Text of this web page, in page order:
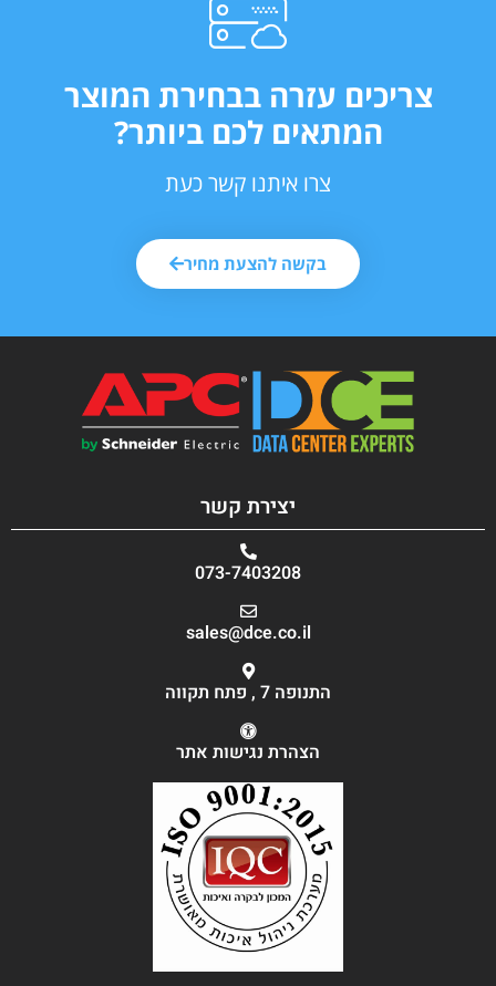
צריכים עזרה בבחירת המוצר
המתאים לכם ביותר?
צרו איתנו קשר כעת
בקשה להצעת מחיר
יצירת קשר
073-7403208
sales@dce.co.il
התנופה 7 , פתח תקווה
הצהרת נגישות אתר